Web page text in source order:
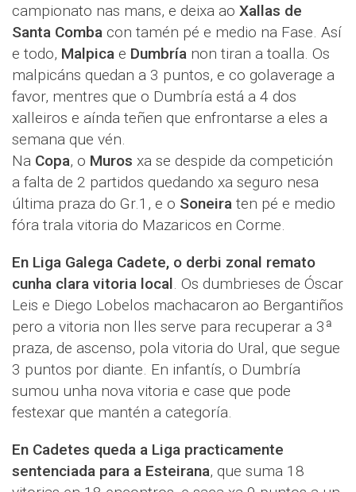
campionato nas mans, e deixa ao Xallas de
Santa Comba con tamén pé e medio na Fase. Así
e todo, Malpica e Dumbría non tiran a toalla. Os
malpicáns quedan a 3 puntos, e co golaverage a
favor, mentres que o Dumbría está a 4 dos
xalleiros e aínda teñen que enfrontarse a eles a
semana que vén.
Na Copa, o Muros xa se despide da competición
a falta de 2 partidos quedando xa seguro nesa
última praza do Gr.1, e o Soneira ten pé e medio
fóra trala vitoria do Mazaricos en Corme.
En Liga Galega Cadete, o derbi zonal remato
cunha clara vitoria local. Os dumbrieses de Óscar
Leis e Diego Lobelos machacaron ao Bergantiños
pero a vitoria non lles serve para recuperar a 3ª
praza, de ascenso, pola vitoria do Ural, que segue
3 puntos por diante. En infantís, o Dumbría
sumou unha nova vitoria e case que pode
festexar que mantén a categoría.
En Cadetes queda a Liga practicamente
sentenciada para a Esteirana, que suma 18